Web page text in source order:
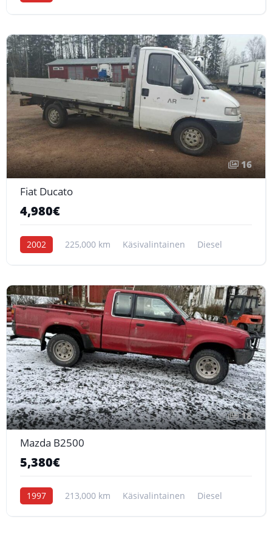
16
Fiat Ducato
4,980€
2002 225,000 km Käsivalintainen Diesel
18
Mazda B2500
5,380€
1997 213,000 km Käsivalintainen Diesel